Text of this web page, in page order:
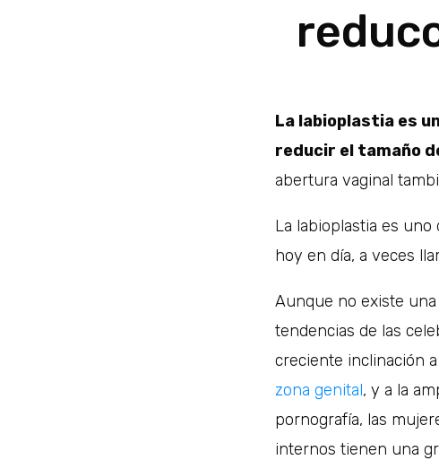
La labioplastia es
reducir el tamaño
abertura vaginal
La labioplastia es
hoy en día, a veces
Aunque no existe
tendencias de las
creciente inclinación
zona genital, y a la
pornografía, las
internos tienen una